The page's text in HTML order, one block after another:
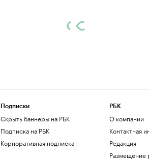
Подписки
Скрыть баннеры на РБК
Подписка на РБК
Корпоративная подписка
РБК
О компании
Контактная
Редакция
Размещение